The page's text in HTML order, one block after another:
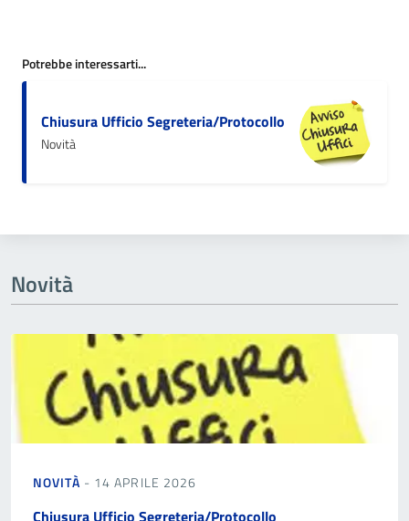
Potrebbe interessarti...
Chiusura Ufficio Segreteria/Protocollo
Novità
Novità
NOVITÀ - 14 APRILE 2026
Chiusura Ufficio Segreteria/Protocollo